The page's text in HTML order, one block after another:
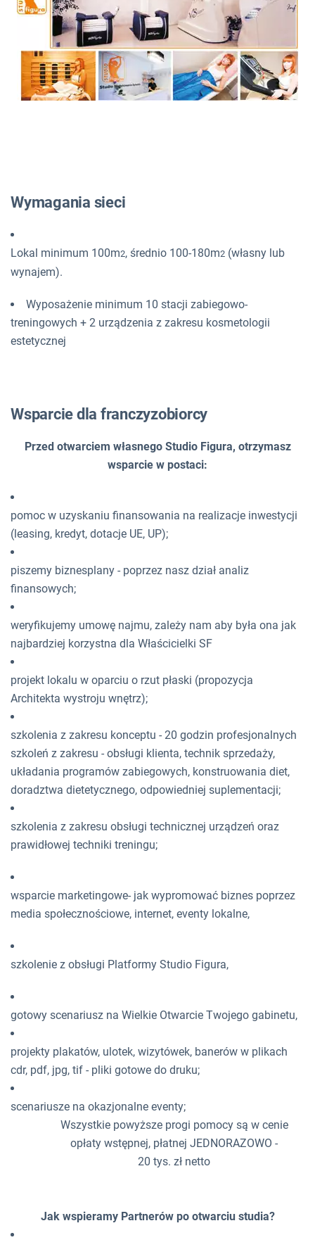
Wymagania sieci
Lokal minimum 100m2, średnio 100-180m2 (własny lub
wynajem).
Wyposażenie minimum 10 stacji zabiegowo-
treningowych + 2 urządzenia z zakresu kosmetologii
estetycznej
Wsparcie dla franczyzobiorcy
Przed otwarciem własnego Studio Figura, otrzymasz
wsparcie w postaci:
pomoc w uzyskaniu finansowania na realizacje inwestycji
(leasing, kredyt, dotacje UE, UP);
piszemy biznesplany - poprzez nasz dział analiz
finansowych;
weryfikujemy umowę najmu, zależy nam aby była ona jak
najbardziej korzystna dla Właścicielki SF
projekt lokalu w oparciu o rzut płaski (propozycja
Architekta wystroju wnętrz);
szkolenia z zakresu konceptu - 20 godzin profesjonalnych
szkoleń z zakresu - obsługi klienta, technik sprzedaży,
układania programów zabiegowych, konstruowania diet,
doradztwa dietetycznego, odpowiedniej suplementacji;
szkolenia z zakresu obsługi technicznej urządzeń oraz
prawidłowej techniki treningu;
wsparcie marketingowe- jak wypromować biznes poprzez
media społecznościowe, internet, eventy lokalne,
szkolenie z obsługi Platformy Studio Figura,
gotowy scenariusz na Wielkie Otwarcie Twojego gabinetu,
projekty plakatów, ulotek, wizytówek, banerów w plikach
cdr, pdf, jpg, tif - pliki gotowe do druku;
scenariusze na okazjonalne eventy;
Wszystkie powyższe progi pomocy są w cenie
opłaty wstępnej, płatnej JEDNORAZOWO -
20 tys. zł netto
Jak wspieramy Partnerów po otwarciu studia?